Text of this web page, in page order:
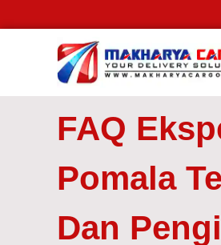
FAQ
Pomala
Dan